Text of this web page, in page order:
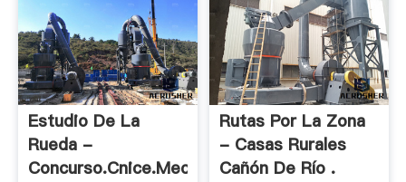
Estudio De La
Rueda -
Concurso.cnice.mec.es
Rutas Por La Zona
- Casas Rurales
Cañón De Río .